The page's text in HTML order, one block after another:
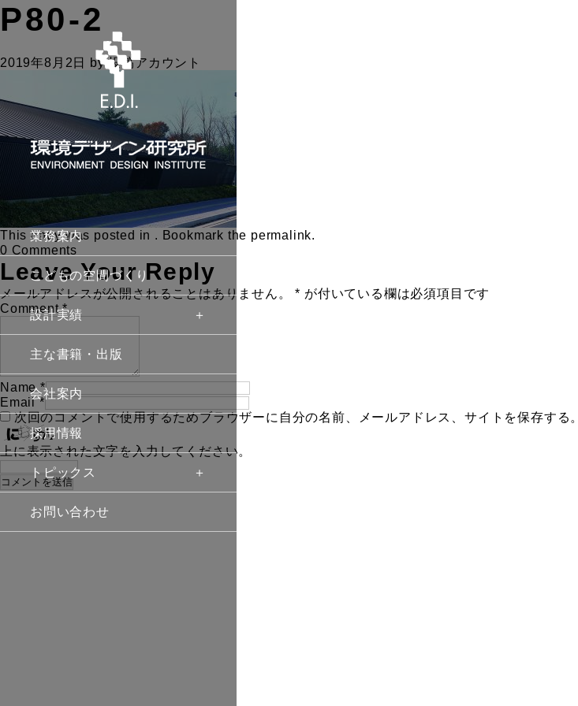
業務案内
こどもの空間づくり
設計実績
主な書籍・出版
会社案内
採用情報
トピックス
お問い合わせ
P80-2
2019年8月2日 by投稿アカウント
This entry was posted in . Bookmark the permalink.
0 Comments
Leave Your Reply
メールアドレスが公開されることはありません。 * が付いている欄は必須項目です
Comment *
Name *
Email *
次回のコメントで使用するためブラウザーに自分の名前、メールアドレス、サイトを保存する。
上に表示された文字を入力してください。